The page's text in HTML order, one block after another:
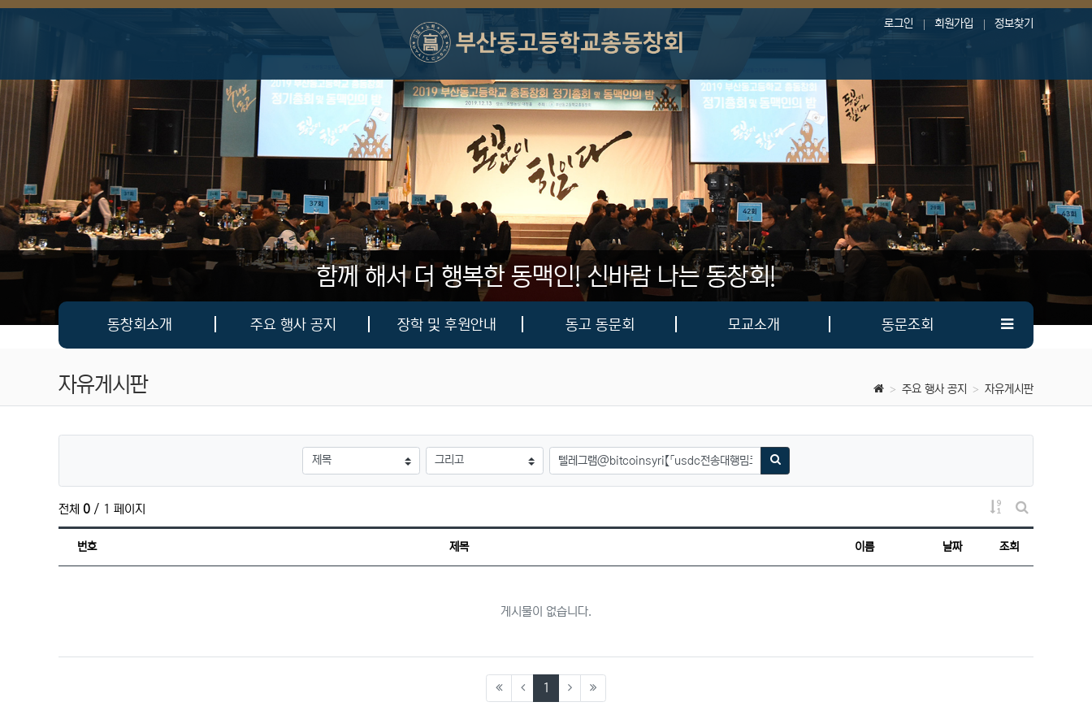
로그인 회원가입 정보찾기
함께 해서 더 행복한 동맥인!신바람 나는 동창회!
메인 메뉴
동창회소개 주요 행사 공지 장학 및 후원안내 동고 동문회 모교소개 동문조회
자유게시판 주요 행사 공지 자유게시판
검색대상 검색어
검색하기
전체 0 / 1 페이지
게시물 정렬
게시판 검색
번호
제목 이름 날짜 조회
게시물이 없습니다.
1 (current)